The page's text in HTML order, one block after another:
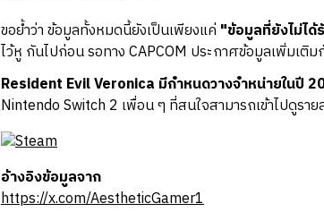
ขอย้ำว่า ข้อมูลทั้งหมดนี้ยังเป็นเพียงแค่ "ข้อมูลที่ยังไม่ได้
ไว้หู กันไปก่อน รอทาง CAPCOM ประกาศข้อมูลเพิ่มเติ
Resident Evil Veronica มีกำหนดวางจำหน่ายในปี
Nintendo Switch 2 เพื่อน ๆ ที่สนใจสามารถเข้าไปดูราย
อ้างอิงข้อมูลจาก
https://x.com/AestheticGamer1